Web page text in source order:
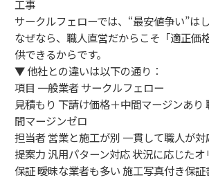
工事
サークルフェローでは、“最安値争い”は
なぜなら、職人直営だからこそ「適正価
供できるからです。
▼ 他社との違いは以下の通り：
項目 一般業者 サークルフェロー
見積もり 下請け価格＋中間マージンあり
間マージンゼロ
担当者 営業と施工が別 一貫して職人が対
提案力 汎用パターン対応 状況に応じた
保証 曖昧な業者も多い 施工写真付き保証